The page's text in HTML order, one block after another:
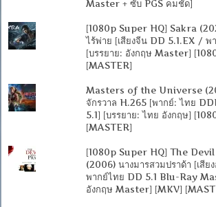
Master + ซับ PGS คมชัด]
[1080p Super HQ] Sakra
ไร้พ่าย [เสียงจีน DD 5.1.EX /
[บรรยาย: อังกฤษ Master]
[MASTER]
Masters of the Universe
จักรวาล H.265 [พากย์: ไทย
5.1] [บรรยาย: ไทย อังกฤษ]
[MASTER]
[1080p Super HQ] The
(2006) นางมารสวมปราด้า [เสีย
พากย์ไทย DD 5.1 Blu-Ray
อังกฤษ Master] [MKV]